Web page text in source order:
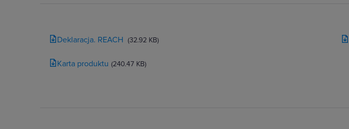
Deklaracja. REACH (32.92 KB)
Karta produktu (240.47 KB)